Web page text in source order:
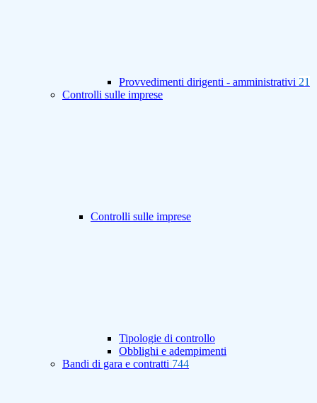
Provvedimenti dirigenti - amministrativi 21
Controlli sulle imprese
Controlli sulle imprese
Tipologie di controllo
Obblighi e adempimenti
Bandi di gara e contratti 744